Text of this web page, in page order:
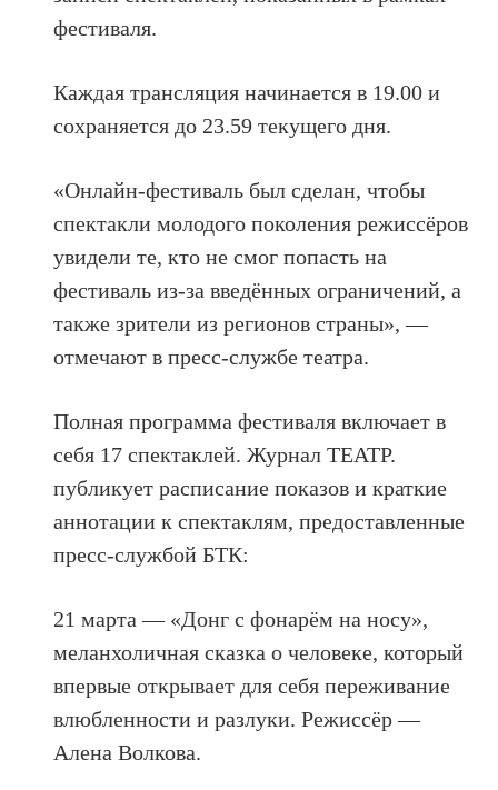
фестиваля.
Каждая трансляция начинается в 19.00 и
сохраняется до 23.59 текущего дня.
«Онлайн-фестиваль был сделан, чтобы
спектакли молодого поколения режиссёров
увидели те, кто не смог попасть на
фестиваль из-за введённых ограничений, а
также зрители из регионов страны», —
отмечают в пресс-службе театра.
Полная программа фестиваля включает в
себя 17 спектаклей. Журнал ТЕАТР.
публикует расписание показов и краткие
аннотации к спектаклям, предоставленные
пресс-службой БТК:
21 марта — «Донг с фонарём на носу»,
меланхоличная сказка о человеке, который
впервые открывает для себя переживание
влюбленности и разлуки. Режиссёр —
Алена Волкова.